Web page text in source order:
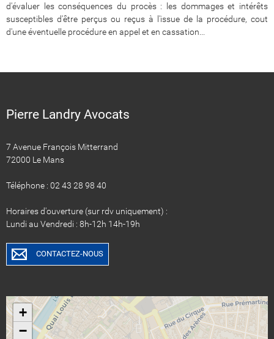
d'évaluer les conséquences du procès : les dommages et intérêts
susceptibles d'être perçus ou reçus à l'issue de la procédure, cout
d'une éventuelle procédure en appel et en cassation...
Pierre Landry Avocats
7 Avenue François Mitterrand
72000 Le Mans
Téléphone : 02 43 28 98 40
Horaires d'ouverture (sur rdv uniquement) :
Lundi au Vendredi : 8h-12h 14h-19h
CONTACTEZ-NOUS
+
−